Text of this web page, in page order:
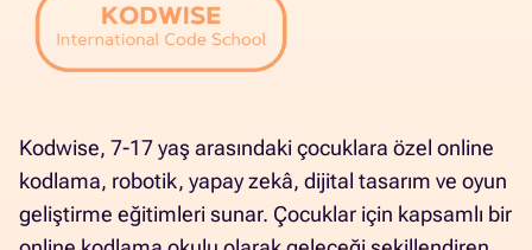
Kodwise, 7-17 yaş arasındaki çocuklara özel online
kodlama, robotik, yapay zekâ, dijital tasarım ve oyun
geliştirme eğitimleri sunar. Çocuklar için kapsamlı bir